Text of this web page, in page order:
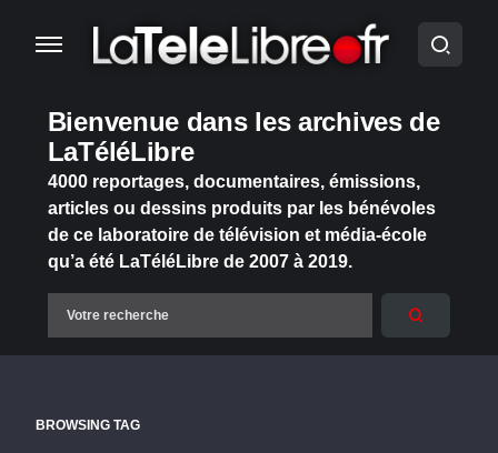
Bienvenue dans les archives de
LaTéléLibre
4000 reportages, documentaires, émissions,
articles ou dessins produits par les bénévoles
de ce laboratoire de télévision et média-école
qu’a été LaTéléLibre de 2007 à 2019.
BROWSING TAG